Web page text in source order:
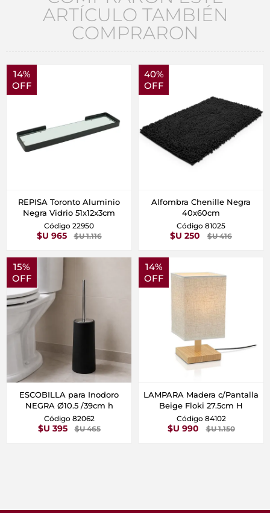
ARTÍCULO TAMBIÉN
COMPRARON
14%
OFF
REPISA Toronto Aluminio
Negra Vidrio 51x12x3cm
Código 22950
$U 965 $U 1.116
40%
OFF
Alfombra Chenille Negra
40x60cm
Código 81025
$U 250 $U 416
15%
OFF
ESCOBILLA para Inodoro
NEGRA Ø10.5 /39cm h
Código 82062
$U 395 $U 465
14%
OFF
LAMPARA Madera c/Pantalla
Beige Floki 27.5cm H
Código 84102
$U 990 $U 1.150